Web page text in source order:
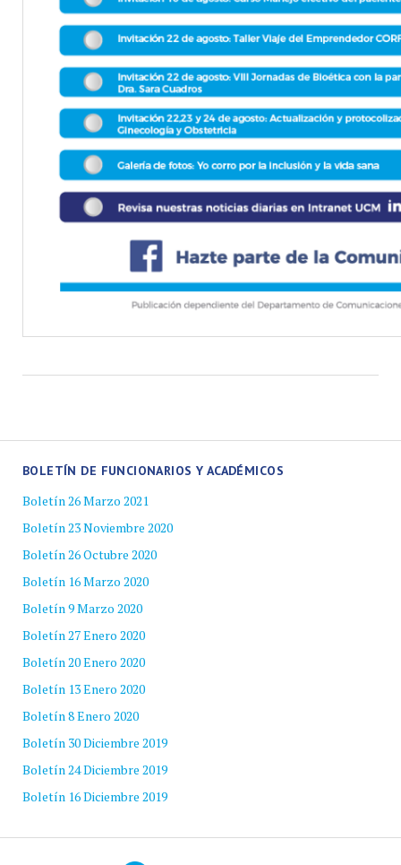
BOLETÍN DE FUNCIONARIOS Y ACADÉMICOS
Boletín 26 Marzo 2021
Boletín 23 Noviembre 2020
Boletín 26 Octubre 2020
Boletín 16 Marzo 2020
Boletín 9 Marzo 2020
Boletín 27 Enero 2020
Boletín 20 Enero 2020
Boletín 13 Enero 2020
Boletín 8 Enero 2020
Boletín 30 Diciembre 2019
Boletín 24 Diciembre 2019
Boletín 16 Diciembre 2019